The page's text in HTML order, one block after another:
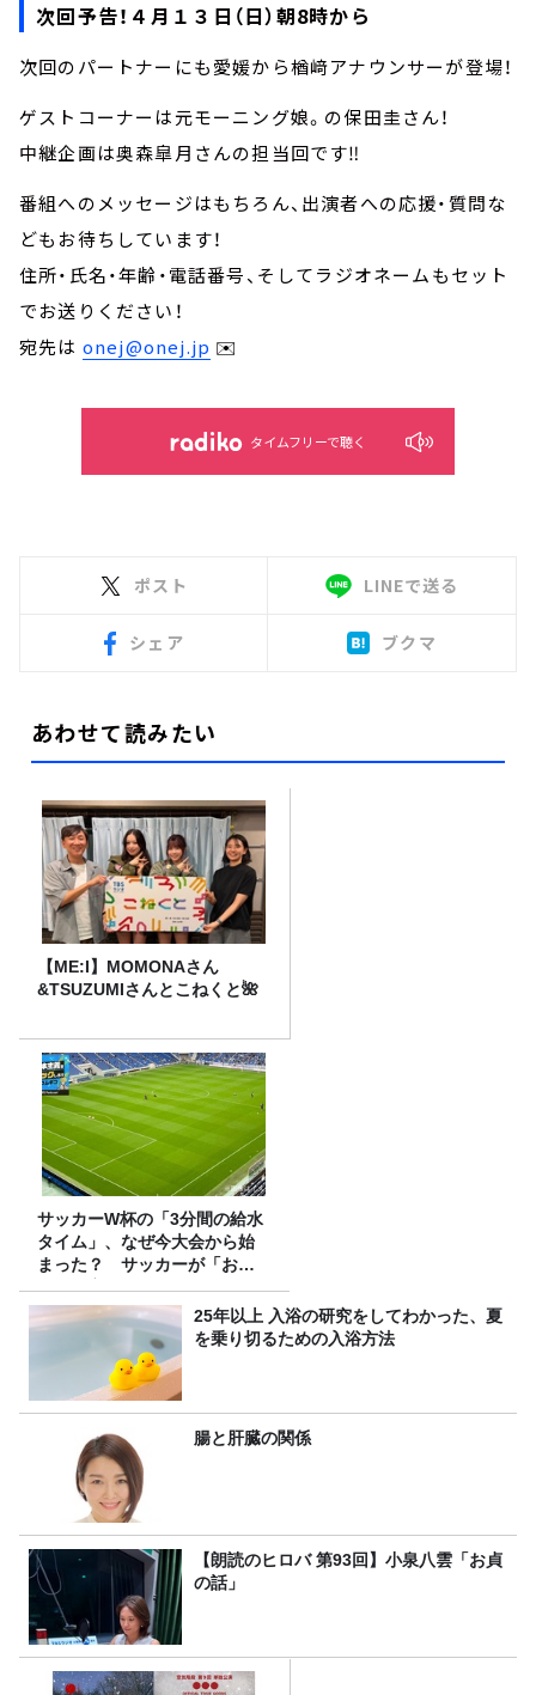
次回予告！４月１３日（日）朝8時から
次回のパートナーにも愛媛から楢﨑アナウンサーが登場！
ゲストコーナーは元モーニング娘。の保田圭さん！
中継企画は奥森皐月さんの担当回です‼
番組へのメッセージはもちろん、出演者への応援・質問な
どもお待ちしています！
住所・氏名・年齢・電話番号、そしてラジオネームもセット
でお送りください！
宛先は onej@onej.jp ✉️
タイムフリーで聴く
ポスト LINEで送る
シェア ブクマ
あわせて読みたい
【ME:I】MOMONAさん
&TSUZUMIさんとこねくと🌺
サッカーW杯の「3分間の給水
タイム」、なぜ今大会から始
まった？ サッカーが「お
金」に変わる仕組み
25年以上 入浴の研究をしてわかった、夏
を乗り切るための入浴方法
腸と肝臓の関係
【朗読のヒロバ 第93回】小泉八雲「お貞
の話」